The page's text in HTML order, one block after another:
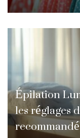
Épilation
les réglages